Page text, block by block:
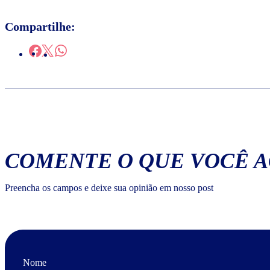
Compartilhe:
COMENTE O QUE VOCÊ
Preencha os campos e deixe sua opinião em nosso post
Nome